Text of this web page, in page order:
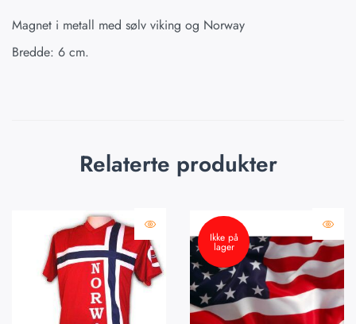
Magnet i metall med sølv viking og Norway
Bredde: 6 cm.
Relaterte produkter
Ikke på
lager